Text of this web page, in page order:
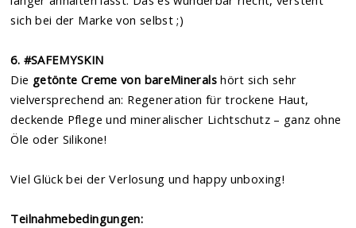
sich bei der Marke von selbst ;)
6. #SAFEMYSKIN
Die getönte Creme von bareMineralshört sich sehr
vielversprechend an: Regeneration für trockene Haut,
deckende Pflege und mineralischer Lichtschutz – ganz ohne
Öle oder Silikone!
Viel Glück bei der Verlosung und happy unboxing!
Teilnahmebedingungen: